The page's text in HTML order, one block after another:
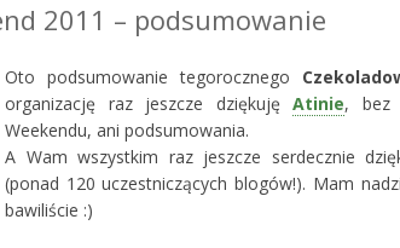
2011 – podsumowanie
Oto podsumowanie tegorocznego
organizację raz jeszcze dziękujęAtinie, bez
Weekendu, ani podsumowania.
A Wam wszystkim raz jeszcze serdecznie
(ponad 120 uczestniczących blogów!). Mam
bawiliście :)